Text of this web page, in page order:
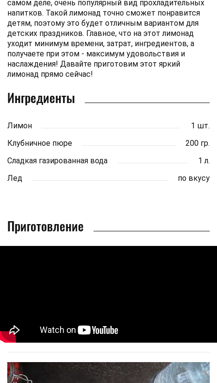
самом деле, очень популярный вид прохладительных
напитков. Такой лимонад точно сможет понравится
детям, поэтому это будет отличным вариантом для
детских праздников. Главное, что на этот лимонад
уходит минимум времени, затрат, ингредиентов, а
получаете при этом - максимум удовольствия и
наслаждения! Давайте приготовим этот яркий
лимонад прямо сейчас!
Ингредиенты
Лимон
1 шт.
Клубничное пюре
200 гр.
Сладкая газированная вода
1 л.
Лед
по вкусу
Приготовление